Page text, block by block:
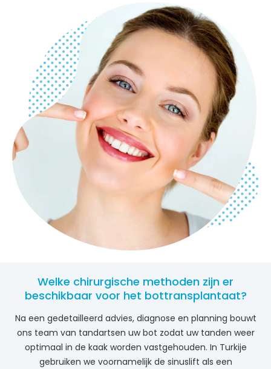
Welke chirurgische methoden zijn er
beschikbaar voor het bottransplantaat?
Na een gedetailleerd advies, diagnose en planning bouwt
ons team van tandartsen uw bot zodat uw tanden weer
optimaal in de kaak worden vastgehouden. In Turkije
gebruiken we voornamelijk de sinuslift als een